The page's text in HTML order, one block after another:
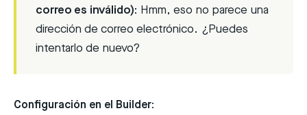
correo es inválido): Hmm, eso no parece una
dirección de correo electrónico. ¿Puedes
intentarlo de nuevo?
Configuración en el Builder: